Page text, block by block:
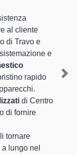
al cliente
di Travo e
e
rapido
di Centro
di fornire
tornare
lungo nel